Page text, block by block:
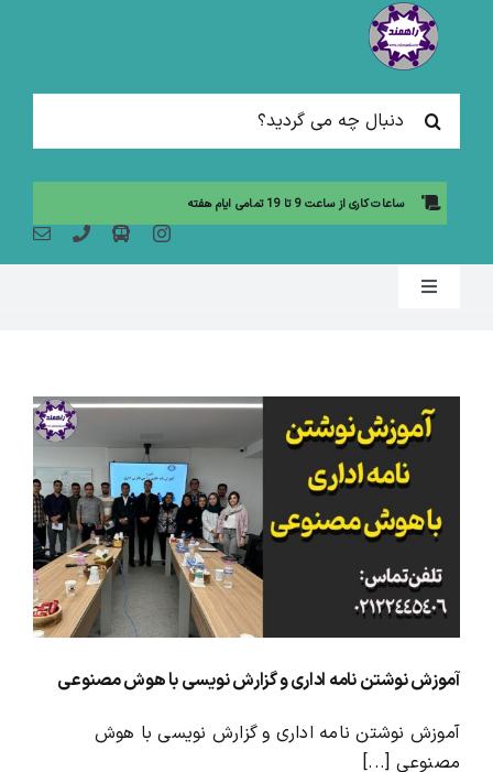
جستجو
برای:
ساعات کاری از ساعت 9 تا 19 تمامی ایام هفته
Toggle
مقالات آموزشی
آموزش حضوری (لیست دوره ها)
محصولات و بسته های آموزشیVIP
درباره ما و تماس با ما
آموزش نوشتن نامه اداری و گزارش نویسی با هوش مصنوعی
آموزش نوشتن نامه اداری و گزارش نویسی با هوش
مصنوعی [...]